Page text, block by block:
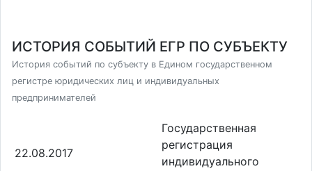
ИСТОРИЯ СОБЫТИЙ ЕГР ПО СУБЪЕКТУ
История событий по субъекту в Едином государственном
регистре юридических лиц и индивидуальных
предпринимателей
22.08.2017
Государственная
регистрация
индивидуального